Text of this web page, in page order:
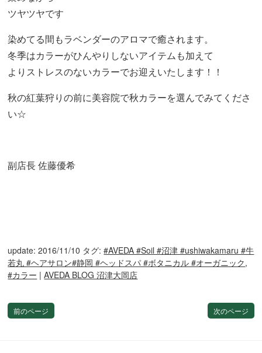
ツヤツヤです
染めてる間もラベンダーのアロマで癒されます。
冬季はカラーがひんやりしないアイテムも加えて
よりストレスのないカラーでお迎えいたします！！
秋の紅葉狩りの前に美容院で秋カラーを選んでみてくださ
い☆
副店長 佐藤優希
update: 2016/11/10 タグ:#AVEDA #Soil #沼津 #ushiwakamaru #牛
若丸 #ヘアサロン#静岡 #ヘッドスパ #ボタニカル #オーガニック,
#カラー |AVEDA BLOG 沼津大岡店
前のページ 次のページ